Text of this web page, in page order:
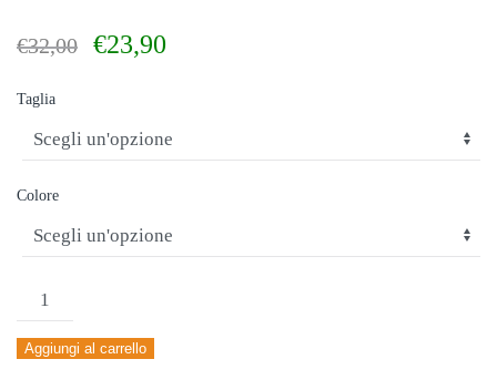
€32,00
€32,00.
€23,90
€23,90.
Taglia
Colore
JOMA
BORSA
TRAINING
Aggiungi al carrello